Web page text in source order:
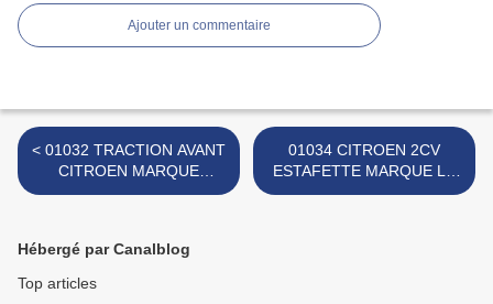
Ajouter un commentaire
< 01032 TRACTION AVANT
CITROEN MARQUE
INCONNUE
01034 CITROEN 2CV
ESTAFETTE MARQUE LS
LSP >
Hébergé par Canalblog
Top articles